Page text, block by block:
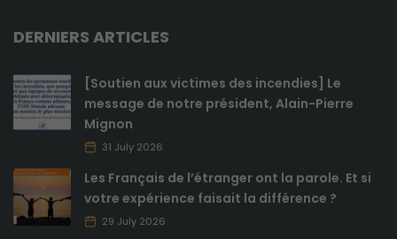
DERNIERS ARTICLES
[Soutien aux victimes des incendies] Le
message de notre président, Alain-Pierre
Mignon
31 July 2026
Les Français de l’étranger ont la parole. Et si
votre expérience faisait la différence ?
29 July 2026